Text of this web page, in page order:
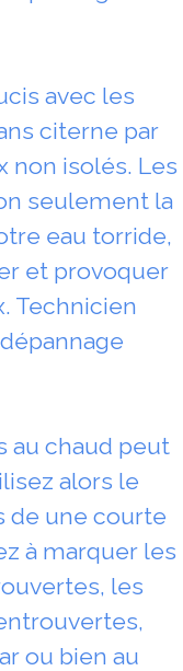
avec les
citerne par
non isolés. Les
seulement la
eau torride,
et provoquer
Technicien
au chaud peut
alors le
de une courte
à marquer les
les
ou bien au